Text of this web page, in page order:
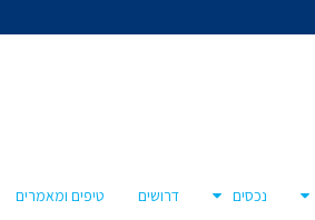
נכסים דרושים טיפים ומאמרים
טלי עזרא